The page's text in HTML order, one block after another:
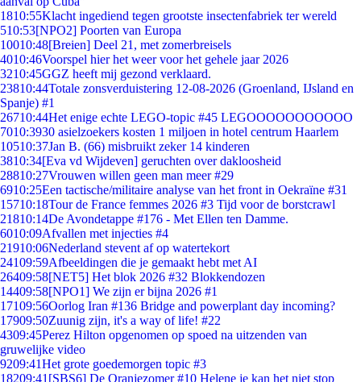
1810:55Klacht ingediend tegen grootste insectenfabriek ter wereld
510:53[NPO2] Poorten van Europa
10010:48[Breien] Deel 21, met zomerbreisels
4010:46Voorspel hier het weer voor het gehele jaar 2026
3210:45GGZ heeft mij gezond verklaard.
23810:44Totale zonsverduistering 12-08-2026 (Groenland, IJsland en
Spanje) #1
26710:44Het enige echte LEGO-topic #45 LEGOOOOOOOOOOO
7010:3930 asielzoekers kosten 1 miljoen in hotel centrum Haarlem
10510:37Jan B. (66) misbruikt zeker 14 kinderen
3810:34[Eva vd Wijdeven] geruchten over dakloosheid
28810:27Vrouwen willen geen man meer #29
6910:25Een tactische/militaire analyse van het front in Oekraïne #31
15710:18Tour de France femmes 2026 #3 Tijd voor de borstcrawl
21810:14De Avondetappe #176 - Met Ellen ten Damme.
6010:09Afvallen met injecties #4
21910:06Nederland stevent af op watertekort
24109:59Afbeeldingen die je gemaakt hebt met AI
26409:58[NET5] Het blok 2026 #32 Blokkendozen
14409:58[NPO1] We zijn er bijna 2026 #1
17109:56Oorlog Iran #136 Bridge and powerplant day incoming?
17909:50Zuunig zijn, it's a way of life! #22
4309:45Perez Hilton opgenomen op spoed na uitzenden van
gruwelijke video
9209:41Het grote goedemorgen topic #3
18209:41 [SBS6] De Oranjezomer #10 Helene je kan het niet stop